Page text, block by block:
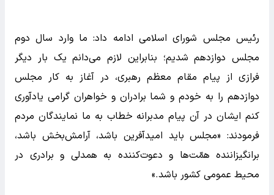
رئیس مجلس شورای اسلامی ادامه داد: ما وارد سال دوم
مجلس دوازدهم شدیم؛ بنابراین لازم می‌دانم یک بار دیگر
فرازی از پیام مقام معظم رهبری، در آغاز به کار مجلس
دوازدهم را به خودم و شما برادران و خواهران گرامی یادآوری
کنم ایشان در آن پیام مدبرانه خطاب به ما نمایندگان مردم
فرمودند: «مجلس باید امیدآفرین باشد، آرامش‌بخش باشد،
برانگیزاننده همّت‌ها و دعوت‌کننده به همدلی و برادری در
محیط عمومی کشور باشد.»